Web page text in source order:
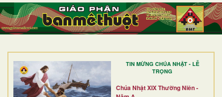
TIN MỪNG CHÚA NHẬT - LỄ
TRỌNG
Chúa Nhật XIX Thường Niên -
TRANG NHẤT
GIỚI THIỆU
DÒNG TU
BAN MỤC VỤ